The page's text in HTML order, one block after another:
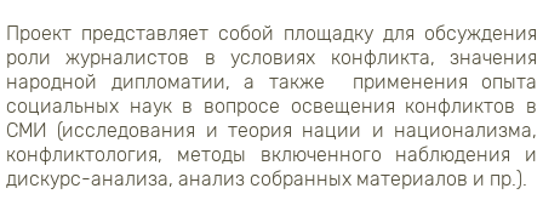
Проект представляет собой площадку для обсуждения
роли журналистов в условиях конфликта, значения
народной дипломатии, а также применения опыта
социальных наук в вопросе освещения конфликтов в
СМИ (исследования и теория нации и национализма,
конфликтология, методы включенного наблюдения и
дискурс-анализа, анализ собранных материалов и пр.).